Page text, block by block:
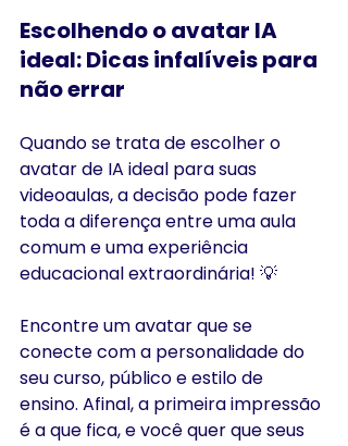
Escolhendo o avatar IA
ideal: Dicas infalíveis para
não errar
Quando se trata de escolher o
avatar de IA ideal para suas
videoaulas, a decisão pode fazer
toda a diferença entre uma aula
comum e uma experiência
educacional extraordinária! 💡
Encontre um avatar que se
conecte com a personalidade do
seu curso, público e estilo de
ensino. Afinal, a primeira impressão
é a que fica, e você quer que seus